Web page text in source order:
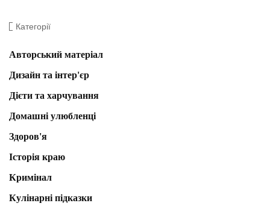
Категорії
Авторський матеріал
Дизайн та інтер'єр
Дієти та харчування
Домашні улюбленці
Здоров'я
Історія краю
Кримінал
Кулінарні підказки